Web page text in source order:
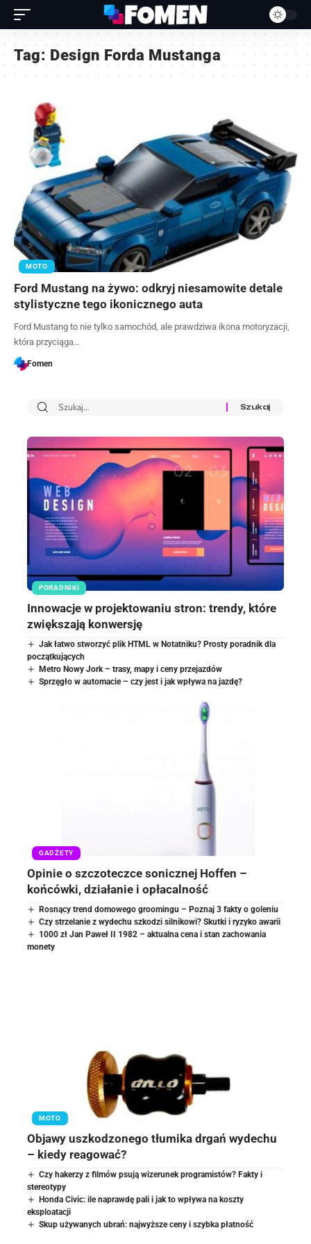
Tag: Design Forda Mustanga
MOTO
Ford Mustang na żywo: odkryj niesamowite detale
stylistyczne tego ikonicznego auta
Ford Mustang to nie tylko samochód, ale prawdziwa ikona motoryzacji,
która przyciąga…
Fomen
PORADNIKI
Innowacje w projektowaniu stron: trendy, które
zwiększają konwersję
Jak łatwo stworzyć plik HTML w Notatniku? Prosty poradnik dla
początkujących
Metro Nowy Jork – trasy, mapy i ceny przejazdów
Sprzęgło w automacie – czy jest i jak wpływa na jazdę?
GADŻETY
Opinie o szczoteczce sonicznej Hoffen –
końcówki, działanie i opłacalność
Rosnący trend domowego groomingu – Poznaj 3 fakty o goleniu
Czy strzelanie z wydechu szkodzi silnikowi? Skutki i ryzyko awarii
1000 zł Jan Paweł II 1982 – aktualna cena i stan zachowania
monety
MOTO
Objawy uszkodzonego tłumika drgań wydechu
– kiedy reagować?
Czy hakerzy z filmów psują wizerunek programistów? Fakty i
stereotypy
Honda Civic: ile naprawdę pali i jak to wpływa na koszty
eksploatacji
Skup używanych ubrań: najwyższe ceny i szybka płatność